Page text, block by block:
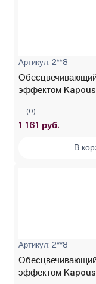
Артикул: 2**8
эффектом
(0)
1 161 руб.
В
Артикул: 2**8
эффектом